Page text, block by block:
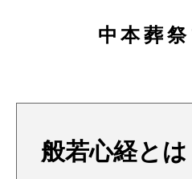
中本葬
般若心経と